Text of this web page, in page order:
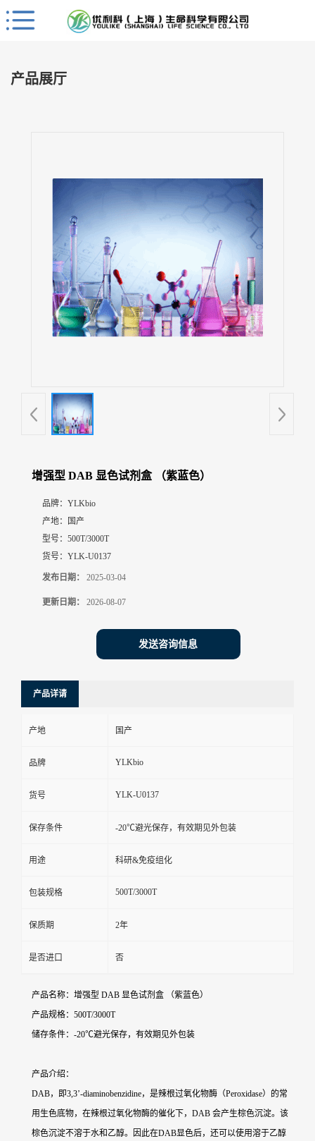
Close
首
产品展厅
增强型 DAB 显色试剂盒 （紫蓝色）
品牌： YLKbio
产地：
国产
型号： 500T/3000T
货号： YLK-U0137
发布日期： 2025-03-04
更新日期： 2026-08-07
发送咨询信息
产品详请
产地 国产
品牌 YLKbio
货号 YLK-U0137
保存条件 -20℃避光保存，有效期见外包装
用途 科研&免疫组化
包装规格 500T/3000T
保质期 2年
是否进口 否
产品名称：增强型 DAB 显色试剂盒 （紫蓝色）
产品规格：500T/3000T
储存条件：-20℃避光保存，有效期见外包装
产品介绍：
DAB，即3,3’-diaminobenzidine，是辣根过氧化物酶（Peroxidase）的常
用生色底物，在辣根过氧化物酶的催化下，DAB 会产生棕色沉淀。该
棕色沉淀不溶于水和乙醇。因此在DAB显色后，还可以使用溶于乙醇